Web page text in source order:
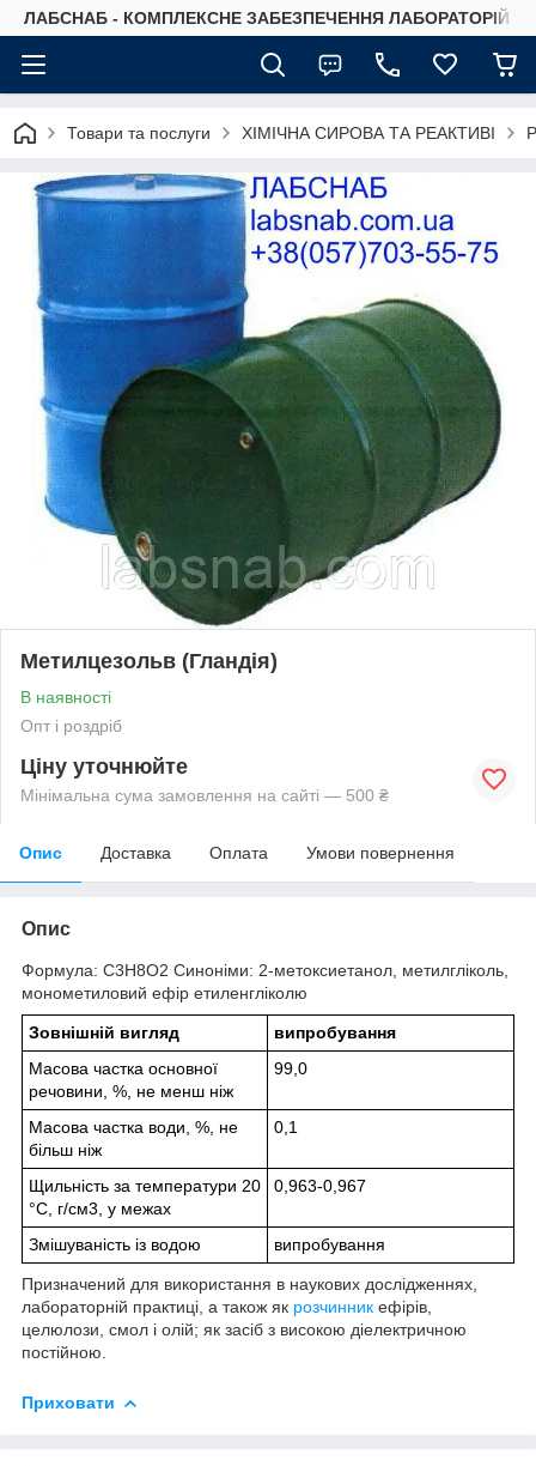
ЛАБСНАБ - КОМПЛЕКСНЕ ЗАБЕЗПЕЧЕННЯ ЛАБОРАТОРІЙ
Товари та послуги ХІМІЧНА СИРОВА ТА РЕАКТИВІ
Метилцезольв (Гландія)
В наявності
Опт і роздріб
Ціну уточнюйте
Мінімальна сума замовлення на сайті — 500 ₴
Опис Доставка Оплата Умови повернення
Опис
Формула: C3H8O2 Синоніми: 2-метоксиетанол, метилгліколь,
монометиловий ефір етиленгліколю
Зовнішній вигляд
випробування
Масова частка основної
речовини, %, не менш ніж
99,0
Масова частка води, %, не
більш ніж
0,1
Щильність за температури 20
°C, г/см3, у межах
0,963-0,967
Змішуваність із водою випробування
Призначений для використання в наукових дослідженнях,
лабораторній практиці, а також як розчинник ефірів,
целюлози, смол і олій; як засіб з високою діелектричною
постійною.
Приховати